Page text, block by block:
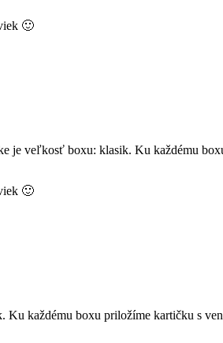
🙂
veľkosť boxu: klasik. Ku každému
🙂
každému boxu priložíme kartičku s